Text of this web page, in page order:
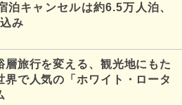
泊キャンセルは約6.5万人泊、
み
層旅行を変える、観光地にもた
界で人気の「ホワイト・ロータ